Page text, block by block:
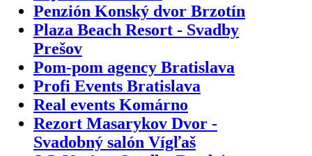
Penzión Konský dvor Brzotín
Plaza Beach Resort - Svadby
Prešov
Pom-pom agency Bratislava
Profi Events Bratislava
Real events Komárno
Rezort Masarykov Dvor -
Svadobný salón Vígľaš